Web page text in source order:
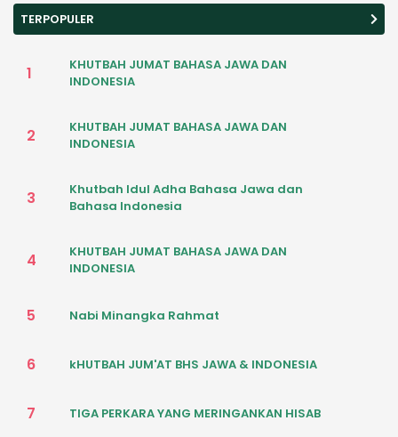
TERPOPULER
1
KHUTBAH JUMAT BAHASA JAWA DAN
INDONESIA
2
KHUTBAH JUMAT BAHASA JAWA DAN
INDONESIA
3
Khutbah Idul Adha Bahasa Jawa dan
Bahasa Indonesia
4
KHUTBAH JUMAT BAHASA JAWA DAN
INDONESIA
5 Nabi Minangka Rahmat
6 kHUTBAH JUM'AT BHS JAWA & INDONESIA
7 TIGA PERKARA YANG MERINGANKAN HISAB